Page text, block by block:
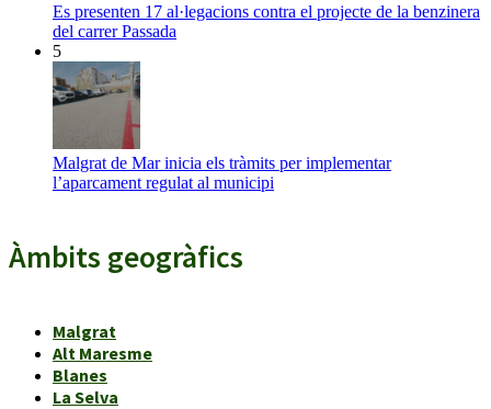
Es presenten 17 al·legacions contra el projecte de la benzinera
del carrer Passada
5
Malgrat de Mar inicia els tràmits per implementar
l’aparcament regulat al municipi
Àmbits geogràfics
Malgrat
Alt Maresme
Blanes
La Selva